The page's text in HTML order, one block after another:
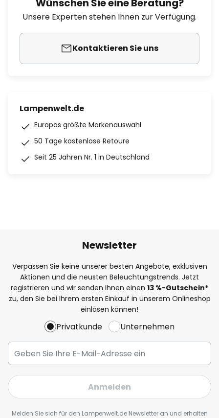
Wünschen Sie eine Beratung?
Unsere Experten stehen Ihnen zur Verfügung.
Kontaktieren Sie uns
Lampenwelt.de
Europas größte Markenauswahl
50 Tage kostenlose Retoure
Seit 25 Jahren Nr. 1 in Deutschland
Newsletter
Verpassen Sie keine unserer besten Angebote, exklusiven
Aktionen und die neusten Beleuchtungstrends. Jetzt
registrieren und wir senden Ihnen einen 13 %-Gutschein*
zu, den Sie bei Ihrem ersten Einkauf in unserem Onlineshop
einlösen können!
Privatkunde Unternehmen
Anmelden
Melden Sie sich für den Lampenwelt.de Newsletter an und erhalten